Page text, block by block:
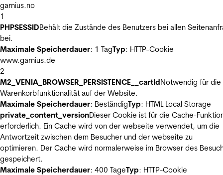
garnius.no
1
PHPSESSIDBehält die Zustände des Benutzers bei allen
bei.
Maximale Speicherdauer: 1 TagTyp: HTTP-Cookie
www.garnius.de
2
M2_VENIA_BROWSER_PERSISTENCE__cartIdNotwendig für die
Warenkorbfunktionalität auf der Website.
Maximale Speicherdauer: BeständigTyp: HTML Local Storage
private_content_versionDieser Cookie ist für die Cache-
erforderlich. Ein Cache wird von der webseite verwendet, um die
Antwortzeit zwischen dem Besucher und der webseite zu
optimieren. Der Cache wird normalerweise im Browser des
gespeichert.
Maximale Speicherdauer: 400 TageTyp: HTTP-Cookie